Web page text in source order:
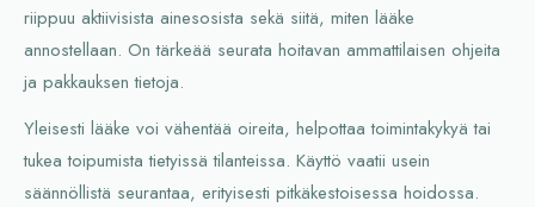
riippuu aktiivisista ainesosista sekä siitä, miten lääke
annostellaan. On tärkeää seurata hoitavan ammattilaisen ohjeita
ja pakkauksen tietoja.
Yleisesti lääke voi vähentää oireita, helpottaa toimintakykyä tai
tukea toipumista tietyissä tilanteissa. Käyttö vaatii usein
säännöllistä seurantaa, erityisesti pitkäkestoisessa hoidossa.